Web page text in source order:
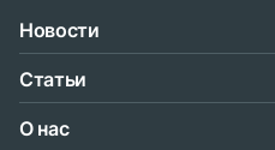
Новости
Статьи
О нас